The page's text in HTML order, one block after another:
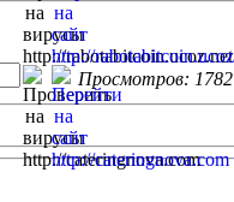
Просмотров: 1782